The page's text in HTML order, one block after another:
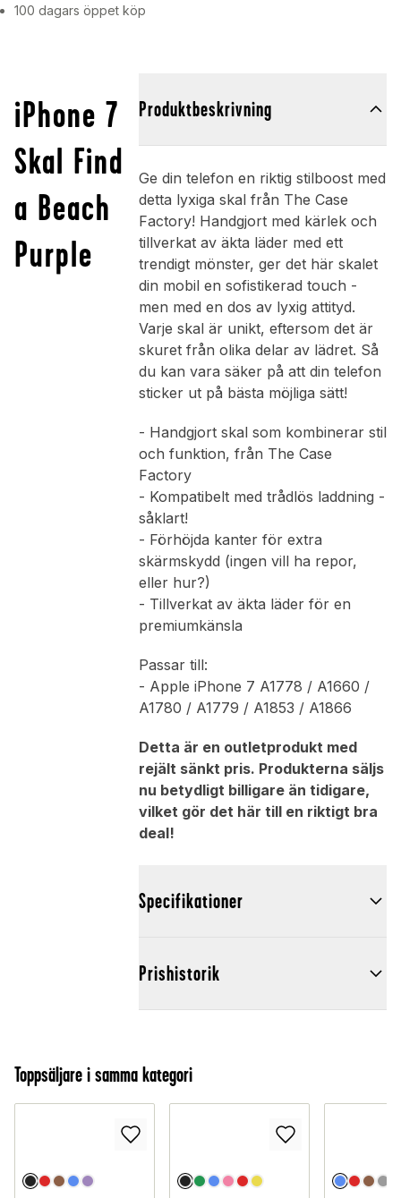
100 dagars öppet köp
iPhone 7
Skal Find
a Beach
Purple
Produktbeskrivning
Ge din telefon en riktig stilboost med
detta lyxiga skal från The Case
Factory! Handgjort med kärlek och
tillverkat av äkta läder med ett
trendigt mönster, ger det här skalet
din mobil en sofistikerad touch -
men med en dos av lyxig attityd.
Varje skal är unikt, eftersom det är
skuret från olika delar av lädret. Så
du kan vara säker på att din telefon
sticker ut på bästa möjliga sätt!
- Handgjort skal som kombinerar stil
och funktion, från The Case
Factory
- Kompatibelt med trådlös laddning -
såklart!
- Förhöjda kanter för extra
skärmskydd (ingen vill ha repor,
eller hur?)
- Tillverkat av äkta läder för en
premiumkänsla
Passar till:
- Apple iPhone 7 A1778 / A1660 /
A1780 / A1779 / A1853 / A1866
Detta är en outletprodukt med
rejält sänkt pris. Produkterna säljs
nu betydligt billigare än tidigare,
vilket gör det här till en riktigt bra
deal!
Specifikationer
Prishistorik
Toppsäljare i samma kategori